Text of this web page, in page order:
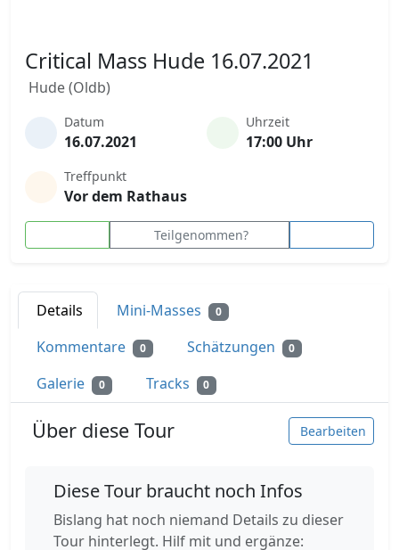
Critical Mass Hude 16.07.2021
Hude (Oldb)
Datum
16.07.2021
Uhrzeit
17:00 Uhr
Treffpunkt
Vor dem Rathaus
Teilgenommen?
Details Mini-Masses 0
Kommentare 0 Schätzungen 0
Galerie 0 Tracks 0
Über diese Tour Bearbeiten
Diese Tour braucht noch Infos
Bislang hat noch niemand Details zu dieser
Tour hinterlegt. Hilf mit und ergänze: